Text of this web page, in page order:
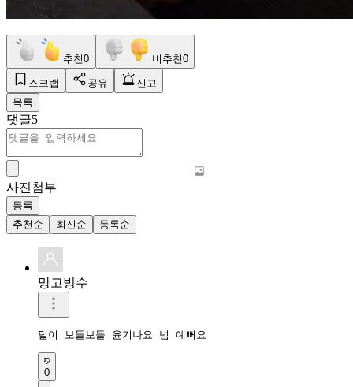
추천0 비추천0
스크랩 공유
신고
목록
댓글5
사진첨부
등록
추천순
최신순 등록순
망고빙수
털이 보들보들 윤기나요 넘 예뻐요
0